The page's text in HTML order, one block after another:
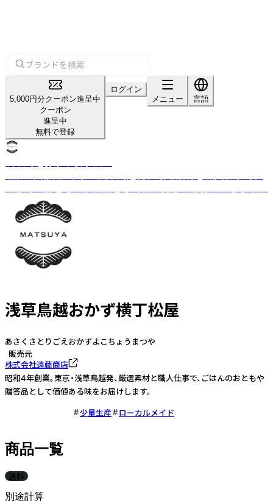
5,000円分クーポン進呈中
クーポン
進呈中
無料で登録
ログイン
メニュー
言語
浅草鳥越おかず横丁松屋
あさくさとりごえおかずよこちょうまつや
販売元
株式会社遠藤商店
昭和4年創業。東京・浅草鳥越発、厳選素材と職人仕事で、ごはんのおともや
贈答品として価値ある味をお届けします。
少量生産
ローカルメイド
商品一覧
送料
別途計算